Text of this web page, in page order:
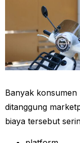
Banyak
ditanggung
biaya tersebut